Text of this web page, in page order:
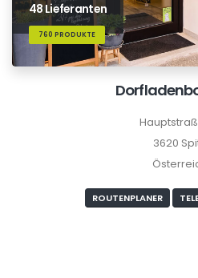
48 Lieferanten
760 PRODUKTE
3620
ROUTENPLANER